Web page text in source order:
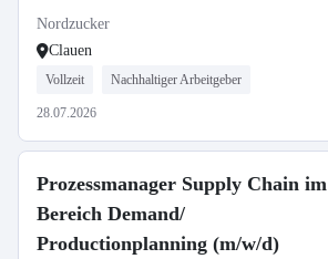
Nordzucker
Clauen
Vollzeit Nachhaltiger Arbeitgeber
28.07.2026
Prozessmanager Supply Chain im
Bereich Demand/
Productionplanning (m/w/d)